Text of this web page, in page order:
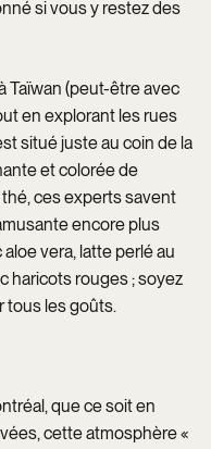
si vous y restez des
Taïwan (peut-être avec
en explorant les rues
situé juste au coin de la
et colorée de
ces experts savent
encore plus
vera, latte perlé au
haricots rouges ; soyez
tous les goûts.
que ce soit en
cette atmosphère «